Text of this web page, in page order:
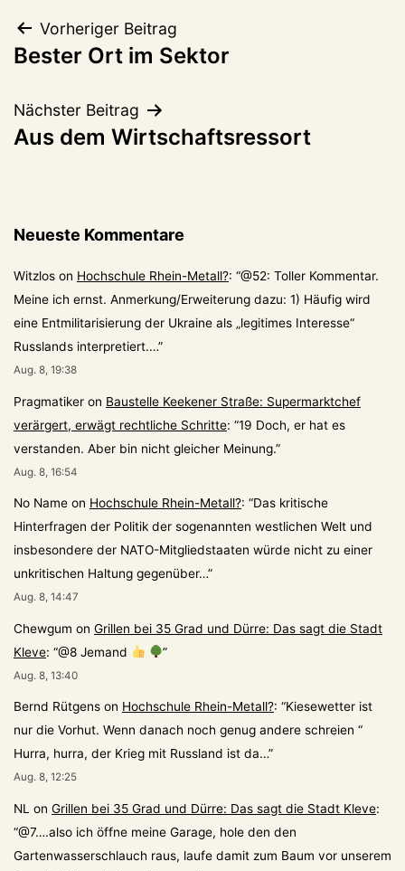
Beitragsnavigation
Vorheriger Beitrag
Bester Ort im Sektor
Nächster Beitrag
Aus dem Wirtschaftsressort
Neueste Kommentare
Witzlos on Hochschule Rhein-Metall?: “@52: Toller Kommentar.
Meine ich ernst. Anmerkung/Erweiterung dazu: 1) Häufig wird
eine Entmilitarisierung der Ukraine als „legitimes Interesse“
Russlands interpretiert.…”
Aug. 8, 19:38
Pragmatiker on Baustelle Keekener Straße: Supermarktchef
verärgert, erwägt rechtliche Schritte: “19 Doch, er hat es
verstanden. Aber bin nicht gleicher Meinung.”
Aug. 8, 16:54
No Name on Hochschule Rhein-Metall?: “Das kritische
Hinterfragen der Politik der sogenannten westlichen Welt und
insbesondere der NATO-Mitgliedstaaten würde nicht zu einer
unkritischen Haltung gegenüber…”
Aug. 8, 14:47
Chewgum on Grillen bei 35 Grad und Dürre: Das sagt die Stadt
Kleve: “@8 Jemand ”
Aug. 8, 13:40
Bernd Rütgens on Hochschule Rhein-Metall?: “Kiesewetter ist
nur die Vorhut. Wenn danach noch genug andere schreien “
Hurra, hurra, der Krieg mit Russland ist da…”
Aug. 8, 12:25
NL on Grillen bei 35 Grad und Dürre: Das sagt die Stadt Kleve:
“@7….also ich öffne meine Garage, hole den den
Gartenwasserschlauch raus, laufe damit zum Baum vor unserem